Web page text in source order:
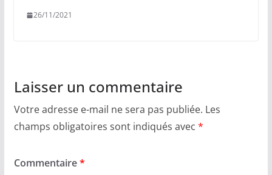
26/11/2021
Laisser un commentaire
Votre adresse e-mail ne sera pas publiée. Les
champs obligatoires sont indiqués avec *
Commentaire*